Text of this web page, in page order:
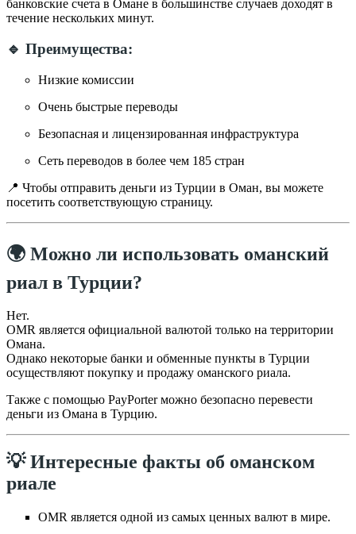
банковские счета в Омане в большинстве случаев доходят в
течение нескольких минут.
🔹 Преимущества:
Низкие комиссии
Очень быстрые переводы
Безопасная и лицензированная инфраструктура
Сеть переводов в более чем 185 стран
📍 Чтобы отправить деньги из Турции в Оман, вы можете
посетить соответствующую страницу.
🌍 Можно ли использовать оманский
риал в Турции?
Нет.
OMR является официальной валютой только на территории
Омана.
Однако некоторые банки и обменные пункты в Турции
осуществляют покупку и продажу оманского риала.
Также с помощью PayPorter можно безопасно перевести
деньги из Омана в Турцию.
💡 Интересные факты об оманском
риале
OMR является одной из самых ценных валют в мире.